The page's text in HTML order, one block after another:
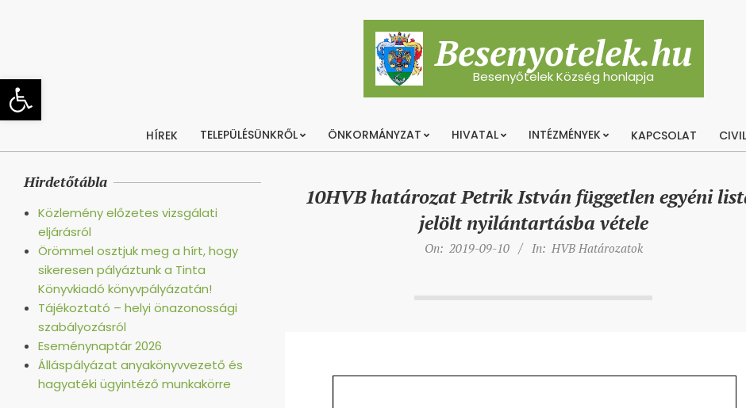
Eszköztár megnyitása
Besenyotelek.hu
Besenyőtelek Község honlapja
Primary
HÍREK TELEPÜLÉSÜNKRŐL ÖNKORMÁNYZAT HIVATAL INTÉZMÉNYEK KAPCSOLAT
10HVB határozat Petrik István független egyéni
jelölt nyilántartásba vétele
On: 2019-09-10 In: HVB Határozatok
Hirdetőtábla
Közlemény előzetes vizsgálati
eljárásról
Örömmel osztjuk meg a hírt, hogy
sikeresen pályáztunk a Tinta
Könyvkiadó könyvpályázatán!
Tájékoztató – helyi önazonossági
szabályozásról
Eseménynaptár 2026
Álláspályázat anyakönyvvezető és
hagyatéki ügyintéző munkakörre